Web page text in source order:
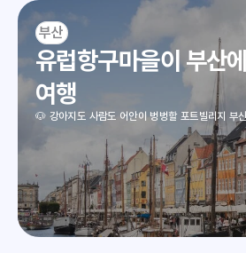
부산
유럽항구마을이 부산
여행
🐶 강아지도 사람도 어안이 벙벙할 포트빌리지 부